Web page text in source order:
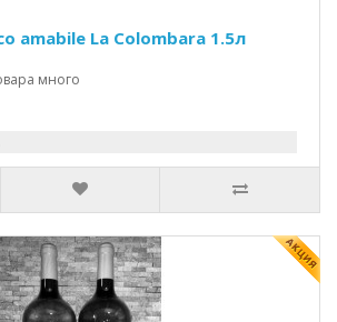
amabile La Colombara 1.5л
много